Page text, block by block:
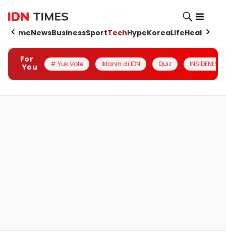
HomeNewsBusinessSportTechHypeKoreaLifeHealth
For
You
# Yuk Vote Iklanin di IDN Quiz INSIDENESIA